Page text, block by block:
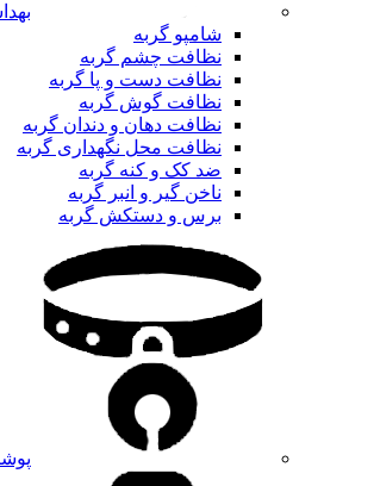
شامپو گربه
نظافت چشم گربه
نظافت دست و پا گربه
نظافت گوش گربه
نظافت دهان و دندان گربه
نظافت محل نگهداری گربه
ضد کک و کنه گربه
ناخن گیر و انبر گربه
برس و دستکش گربه